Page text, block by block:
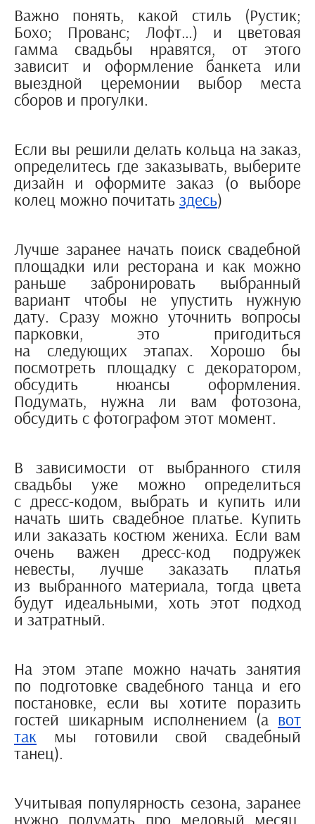
Важно понять, какой стиль (Рустик;
Бохо; Прованс; Лофт…) и цветовая
гамма свадьбы нравятся, от этого
зависит и оформление банкета или
выездной церемонии выбор места
сборов и прогулки.
Если вы решили делать кольца на заказ,
определитесь где заказывать, выберите
дизайн и оформите заказ (о выборе
колец можно почитать здесь)
Лучше заранее начать поиск свадебной
площадки или ресторана и как можно
раньше забронировать выбранный
вариант чтобы не упустить нужную
дату. Сразу можно уточнить вопросы
парковки, это пригодиться
на следующих этапах. Хорошо бы
посмотреть площадку с декоратором,
обсудить нюансы оформления.
Подумать, нужна ли вам фотозона,
обсудить с фотографом этот момент.
В зависимости от выбранного стиля
свадьбы уже можно определиться
с дресс-кодом, выбрать и купить или
начать шить свадебное платье. Купить
или заказать костюм жениха. Если вам
очень важен дресс-код подружек
невесты, лучше заказать платья
из выбранного материала, тогда цвета
будут идеальными, хоть этот подход
и затратный.
На этом этапе можно начать занятия
по подготовке свадебного танца и его
постановке, если вы хотите поразить
гостей шикарным исполнением (а вот
так мы готовили свой свадебный
танец).
Учитывая популярность сезона, заранее
нужно подумать про медовый месяц,